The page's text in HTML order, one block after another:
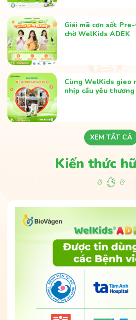
Giải mã cơn sốt
chờ WelKids ADEK
Cùng WelKids gieo
nhịp cầu yêu thương
XEM TẤT CẢ
Kiến thức